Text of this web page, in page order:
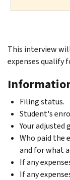
This interview
expenses qualify
Filing status.
Student's
Your adjusted
Who paid the
and for what
If any
If any